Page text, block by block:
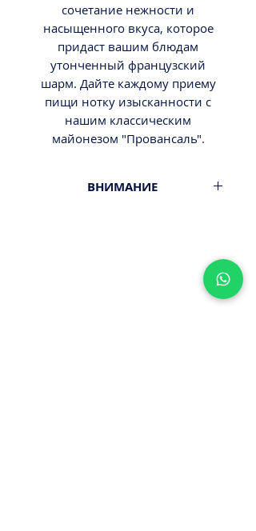
сочетание нежности и
насыщенного вкуса, которое
придаст вашим блюдам
утонченный французский
шарм. Дайте каждому приему
пищи нотку изысканности с
нашим классическим
майонезом "Провансаль".
ВНИМАНИЕ
Оплата наличными или картой